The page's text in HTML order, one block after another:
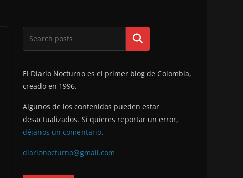
Buscar
El Diario Nocturno es el primer blog de Colombia,
creado en 1996.
Algunos de los contenidos pueden estar
desactualizados. Si quieres reportar un error,
déjanos un comentario.
diarionocturno@gmail.com